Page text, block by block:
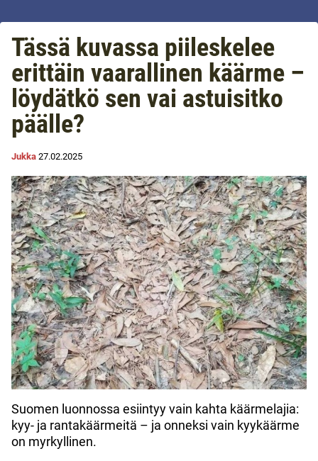
Tässä kuvassa piileskelee
erittäin vaarallinen käärme –
löydätkö sen vai astuisitko
päälle?
Jukka 27.02.2025
Suomen luonnossa esiintyy vain kahta käärmelajia:
kyy- ja rantakäärmeitä – ja onneksi vain kyykäärme
on myrkyllinen.